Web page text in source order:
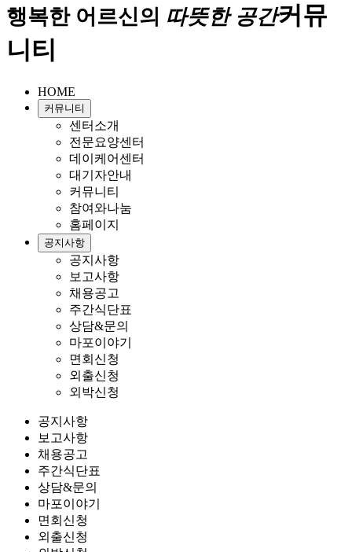
행복한 어르신의 따뜻한 공간커뮤
니티
HOME
커뮤니티
센터소개
전문요양센터
데이케어센터
대기자안내
커뮤니티
참여와나눔
홈페이지
공지사항
공지사항
보고사항
채용공고
주간식단표
상담&문의
마포이야기
면회신청
외출신청
외박신청
공지사항
보고사항
채용공고
주간식단표
상담&문의
마포이야기
면회신청
외출신청